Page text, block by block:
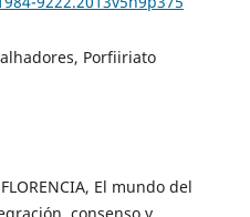
Porfiiriato
El mundo del